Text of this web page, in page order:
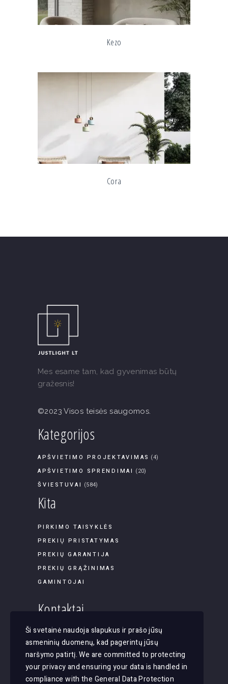
Kezo
Cora
Mes esame tam, kad gyvenimas būtų
gražesnis!
©2023 Visos teisės saugomos.
Kategorijos
APŠVIETIMO PROJEKTAVIMAS (4)
APŠVIETIMO SPRENDIMAI (20)
ŠVIESTUVAI (584)
Kita
PIRKIMO TAISYKLĖS
PREKIŲ PRISTATYMAS
PREKIŲ GARANTIJA
PREKIŲ GRĄŽINIMAS
GAMINTOJAI
Kontaktai
Panerių g. 45B-9, LT-03202, Vilnius
El. paštas: apsvietimas@justlight.lt
Tel. +370 655 29065
Ši svetainė naudoja slapukus ir prašo jūsų
asmeninių duomenų, kad pagerintų jūsų
naršymo patirtį. We are committed to protecting
your privacy and ensuring your data is handled in
compliance with the General Data Protection